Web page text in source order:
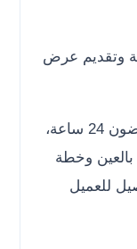
وتقديم عرض
ج: المعاينة مجانية ويمكن تحديدها في غضون 24 ساعة،
وخطة
للعميل